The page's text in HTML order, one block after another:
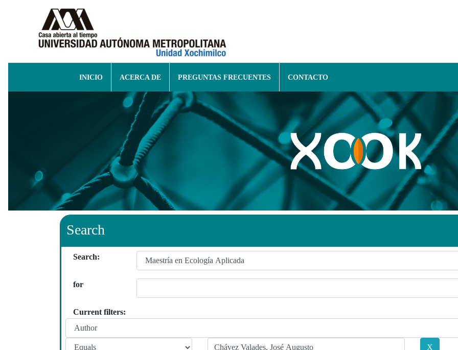
INICIO ACERCA DE PREGUNTAS FRECUENTES CONTACTO
Search
Search:
for
Current filters: